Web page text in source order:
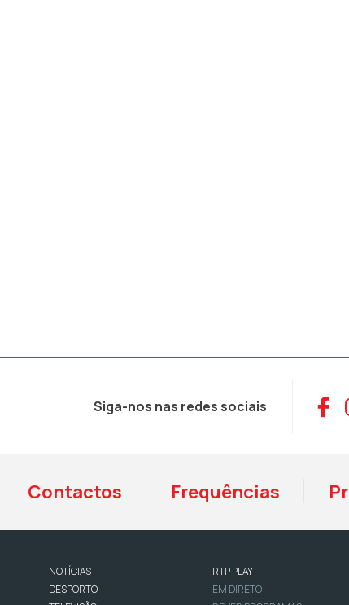
Siga-nos nas redes sociais
Contactos Frequências
NOTÍCIAS
DESPORTO
RTP PLAY
EM DIRETO